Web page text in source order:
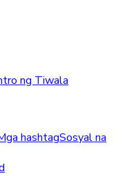
ng Tiwala
hashtagSosyal na